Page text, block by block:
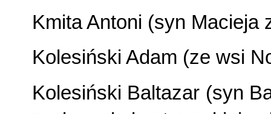
Kmita Antoni (syn Macieja
Kolesiński Adam (ze wsi
Kolesiński Baltazar (syn